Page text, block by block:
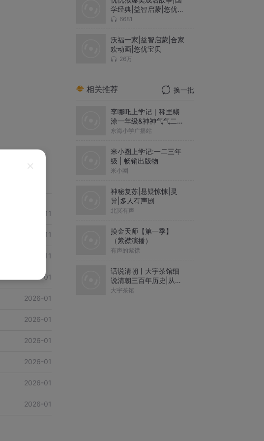
2025-11
2025-11
2025-11
2026-01
2026-01
2026-01
2026-01
2026-01
2026-01
2026-01
学经典|益智启蒙|悠优宝
贝 6681
沃福一家|益智启蒙|合家
欢动画|悠优宝贝
26万
相关推荐 换一批
李哪吒上学记｜稀里糊
涂一年级&神神气气二年
级
东海小学广播站
米小圈上学记:一二三年
级 | 畅销出版物
米小圈
神秘复苏|悬疑惊悚|灵
异|多人有声剧
北冥有声
摸金天师【第一季】
（紫襟演播）
有声的紫襟
话说清朝丨大宇茶馆细
说清朝三百年历史|从努
尔哈赤到末代皇帝溥仪|
大宇茶馆